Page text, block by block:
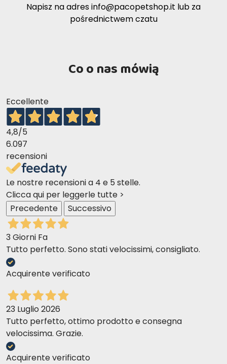
Napisz na adresinfo@pacopetshop.it lub za
pośrednictwem czatu
Co o nas mówią
Eccellente
4,8/5
6.097
recensioni
Le nostre recensioni a 4 e 5 stelle.
Clicca qui per leggerle tutte >
Precedente
Successivo
3 Giorni Fa
Tutto perfetto. Sono stati velocissimi, consigliato.
Acquirente verificato
23 Luglio 2026
Tutto perfetto, ottimo prodotto e consegna
velocissima. Grazie.
Acquirente verificato